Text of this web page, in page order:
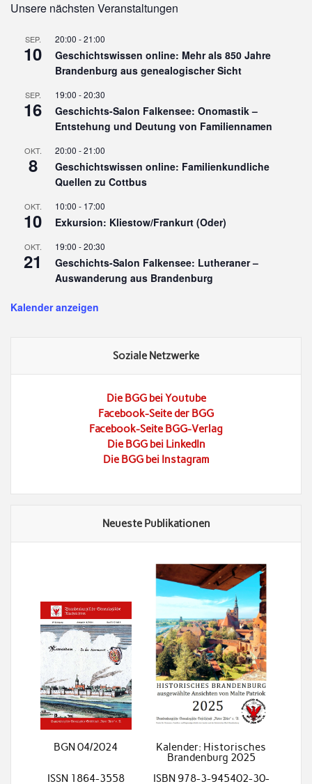
Unsere nächsten Veranstaltungen
SEP.
10
20:00 -21:00
Geschichtswissen online: Mehr als 850 Jahre
Brandenburg aus genealogischer Sicht
SEP.
16
19:00 -20:30
Geschichts-Salon Falkensee: Onomastik –
Entstehung und Deutung von Familiennamen
OKT.
8
20:00 -21:00
Geschichtswissen online: Familienkundliche
Quellen zu Cottbus
OKT.
10
10:00 - 17:00
Exkursion: Kliestow/Frankurt (Oder)
OKT.
21
19:00 -20:30
Geschichts-Salon Falkensee: Lutheraner –
Auswanderung aus Brandenburg
Kalender anzeigen
Soziale Netzwerke
Die BGG bei Youtube
Facebook-Seite der BGG
Facebook-Seite BGG-Verlag
Die BGG bei LinkedIn
Die BGG bei Instagram
Neueste Publikationen
BGN 04/2024
Kalender: Historisches
Brandenburg 2025
ISSN 1864-3558
ISBN 978-3-945402-30-